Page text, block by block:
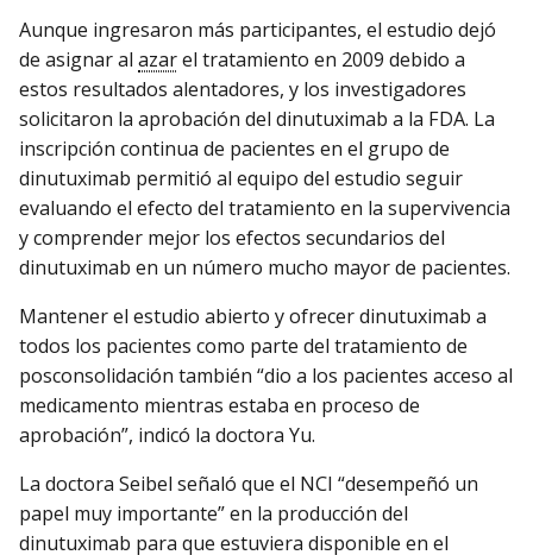
Aunque ingresaron más participantes, el estudio dejó
de asignar al azarel tratamiento en 2009 debido a
estos resultados alentadores, y los investigadores
solicitaron la aprobación del dinutuximab a la FDA. La
inscripción continua de pacientes en el grupo de
dinutuximab permitió al equipo del estudio seguir
evaluando el efecto del tratamiento en la supervivencia
y comprender mejor los efectos secundarios del
dinutuximab en un número mucho mayor de pacientes.
Mantener el estudio abierto y ofrecer dinutuximab a
todos los pacientes como parte del tratamiento de
posconsolidación también “dio a los pacientes acceso al
medicamento mientras estaba en proceso de
aprobación”, indicó la doctora Yu.
La doctora Seibel señaló que el NCI “desempeñó un
papel muy importante” en la producción del
dinutuximab para que estuviera disponible en el